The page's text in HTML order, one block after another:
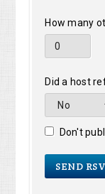
How many
Did a host
Don't